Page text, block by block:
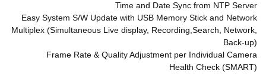
Time and Date Sync from NTP Server
Easy System S/W Update with USB Memory Stick and Network
Multiplex (Simultaneous Live display, Recording,Search, Network,
Back-up)
Frame Rate & Quality Adjustment per Individual Camera
Health Check (SMART)